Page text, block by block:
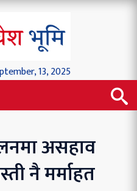
13, 2025
असहाव
नै मर्माहत